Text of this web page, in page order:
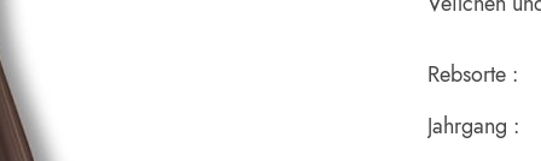
Rebsorte :
Jahrgang :